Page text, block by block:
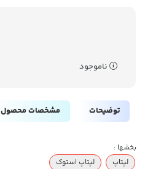
ناموجود
توضیحات مشخصات محصول
بخشها :
لپتاپ
لپتاپ استوک